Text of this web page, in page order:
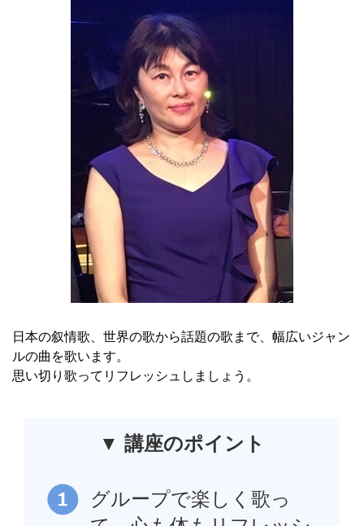
日本の叙情歌、世界の歌から話題の歌まで、幅広いジャン
ルの曲を歌います。
思い切り歌ってリフレッシュしましょう。
▼ 講座のポイント
グループで楽しく歌っ